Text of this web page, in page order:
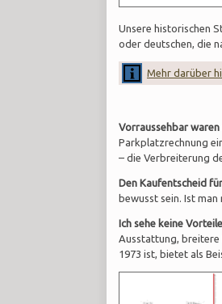
Unsere historischen
oder deutschen, die
Mehr darüber
Vorraussehbar
Parkplatzrechnung
– die Verbreiterung
Den Kaufentscheid
bewusst sein. Ist man
Ich sehe keine
Ausstattung, breitere
1973 ist, bietet als